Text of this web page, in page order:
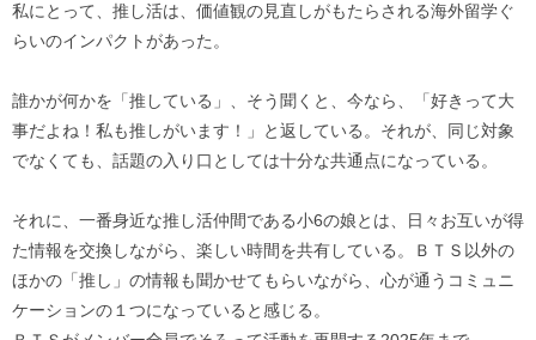
私にとって、推し活は、価値観の見直しがもたらされる海外留学ぐ
らいのインパクトがあった。
誰かが何かを「推している」、そう聞くと、今なら、「好きって大
事だよね！私も推しがいます！」と返している。それが、同じ対象
でなくても、話題の入り口としては十分な共通点になっている。
それに、一番身近な推し活仲間である小6の娘とは、日々お互いが得
た情報を交換しながら、楽しい時間を共有している。ＢＴＳ以外の
ほかの「推し」の情報も聞かせてもらいながら、心が通うコミュニ
ケーションの１つになっていると感じる。